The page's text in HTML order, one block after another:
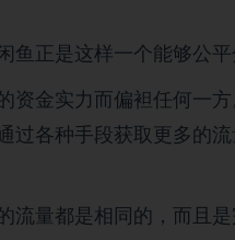
正是这样一个能够公平
资金实力而偏袒任何一方
过各种手段获取更多的
量都是相同的，而且是